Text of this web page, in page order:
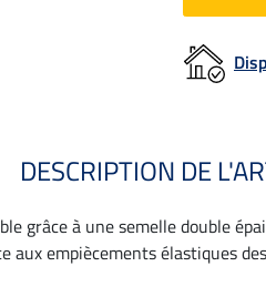
DESCRIPTION DE
grâce à une semelle double
empiècements élastiques